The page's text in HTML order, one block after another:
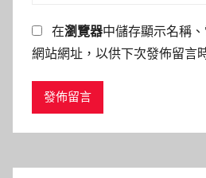
在瀏覽器中儲存顯示名稱
網站網址，以供下次發佈留言